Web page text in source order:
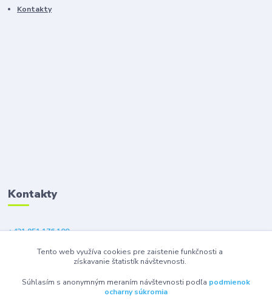
Kontakty
Kontakty
+421 951 176 100
eshop@gsm1.sk
Tento web využíva cookies pre zaistenie funkčnosti a
získavanie štatistík návštevnosti.
Súhlasím s anonymným meraním návštevnosti podľa podmienok
ocharny súkromia